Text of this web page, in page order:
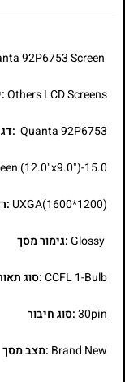
Others LCD Screens
Quanta 92P6753
15.0-inch Screen (12.0"x9.0")
UXGA(1600*1200)
Glossy:גימור מסך
CCFL 1-Bulb:סוג
30pin:סוג חיבור
Brand New :מצב מסך